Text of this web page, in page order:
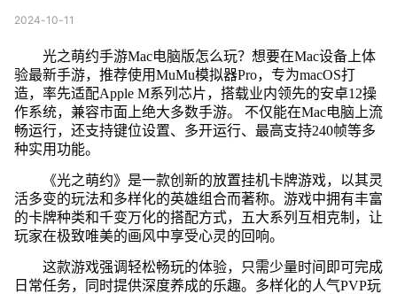
2024-10-11
光之萌约手游Mac电脑版怎么玩？想要在Mac设备上体
验最新手游，推荐使用MuMu模拟器Pro，专为macOS打
造，率先适配Apple M系列芯片，搭载业内领先的安卓12操
作系统，兼容市面上绝大多数手游。 不仅能在Mac电脑上流
畅运行，还支持键位设置、多开运行、最高支持240帧等多
种实用功能。
《光之萌约》是一款创新的放置挂机卡牌游戏，以其灵
活多变的玩法和多样化的英雄组合而著称。游戏中拥有丰富
的卡牌种类和千变万化的搭配方式，五大系列互相克制，让
玩家在极致唯美的画风中享受心灵的回响。
这款游戏强调轻松畅玩的体验，只需少量时间即可完成
日常任务，同时提供深度养成的乐趣。多样化的人气PVP玩